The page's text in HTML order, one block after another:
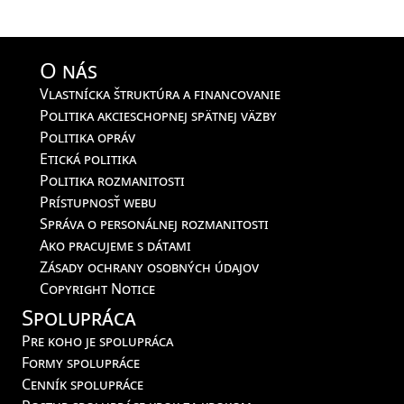
O nás
Vlastnícka štruktúra a financovanie
Politika akcieschopnej spätnej väzby
Politika opráv
Etická politika
Politika rozmanitosti
Prístupnosť webu
Správa o personálnej rozmanitosti
Ako pracujeme s dátami
Zásady ochrany osobných údajov
Copyright Notice
Spolupráca
Pre koho je spolupráca
Formy spolupráce
Cenník spolupráce